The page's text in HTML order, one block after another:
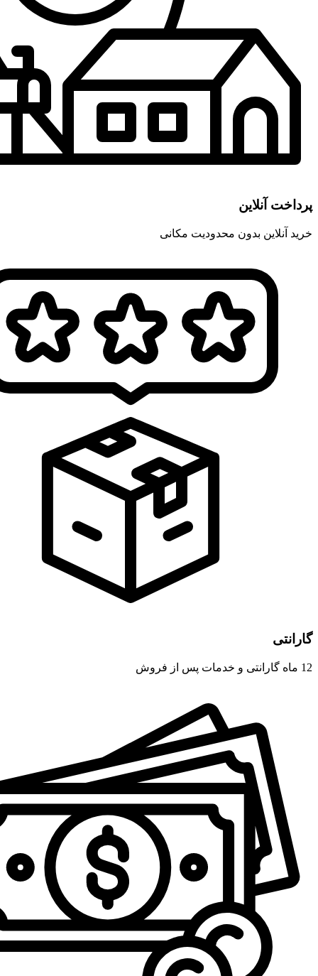
پرداخت آنلاین
خرید آنلاین بدون محدودیت مکانی
گارانتی
12 ماه گارانتی و خدمات پس از فروش